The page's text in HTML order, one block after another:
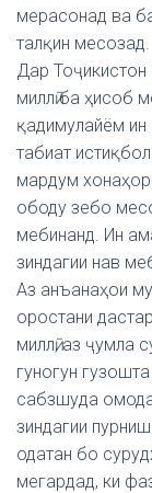
мерасонад ва
талқин месозад.
Дар
миллӣ ба ҳисоб
қадимулайём ин
табиат
мардум
ободу зебо
мебинанд. Ин
зиндагии нав
Аз анъанаҳои
оростани
миллӣ, аз ҷумла
гуногун
сабзшуда
зиндагии
одатан бо
мегардад, ки